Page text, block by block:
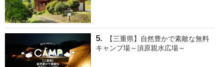
【三重県】自然豊かで素敵な無料
キャンプ場～須原親水広場～